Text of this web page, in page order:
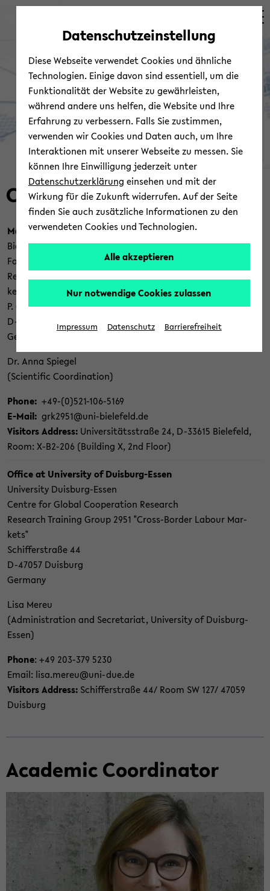
avoid
content
zum
wechseln
zum
wechseln
zum
wechseln
© tan­arch/stock.adobe.com
Con­tact
Main Of­fice Biele­feld Uni­ver­sity
Biele­feld Uni­ver­sity
Fac­ulty for So­ci­ol­ogy
Re­search Train­ing Group 2951 "Cross-​Border Labour Mar­
kets"
P. O. Box 10 01 31
D-​33501 Biele­feld
Ger­many
Dr. Anna Spiegel
(Sci­en­tific Co­or­di­na­tion)
Phone: +49-(0)521-​106-5169
E-​Mail: grk2951@uni-​bielefeld.de
Vis­i­tors Ad­dress: Uni­ver­sitätsstraße 24, D-​33615 Biele­feld,
Room: X-​B2-206 (Build­ing X, 2nd Floor)
Of­fice at Uni­ver­sity of Duisburg-​Essen
Uni­ver­sity Duisburg-​Essen
Cen­tre for Global Co­op­er­a­tion Re­search
Re­search Train­ing Group 2951 "Cross-​Border Labour Mar­
kets"
Schif­fer­straße 44
D-​47057 Duis­burg
Ger­many
Lisa Mereu
(Ad­min­is­tra­tion and Sec­re­tariat, Uni­ver­sity of Duisburg-​
Essen)
Phone: +49 203-​379 5230
Email: lisa.mereu@uni-​due.de
Vis­i­tors Ad­dress: Schif­fer­straße 44/ Room SW 127/ 47059
Duis­burg
Aca­d­e­mic Co­or­di­na­tor
Datenschutzeinstellung
Diese Webseite verwendet Cookies und ähnliche
Technologien. Einige davon sind essentiell, um die
Funktionalität der Website zu gewährleisten,
während andere uns helfen, die Website und Ihre
Erfahrung zu verbessern. Falls Sie zustimmen,
verwenden wir Cookies und Daten auch, um Ihre
Interaktionen mit unserer Webseite zu messen. Sie
können Ihre Einwilligung jederzeit unter
Datenschutzerklärung einsehen und mit der
Wirkung für die Zukunft widerrufen. Auf der Seite
finden Sie auch zusätzliche Informationen zu den
verwendeten Cookies und Technologien.
Alle akzeptieren
Nur notwendige Cookies zulassen
Impressum Datenschutz Barrierefreiheit